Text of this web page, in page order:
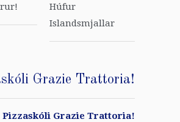
Húfur
Islandsmjallar
Grazie Trattoria!
Pizzaskóli Grazie Trattoria!